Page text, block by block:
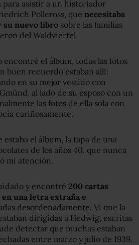
para asistir a un historiador
Polleross, que necesitaba
su nuevo libro sobre las familias
del Waldviertel.
encontré el álbum, todas las fotos
buen recuerdo estaban allí:
en su mejor vestido con
al lado de su esposo con un
las fotos de ella sola con
cariñosamente.
estaba el álbum, la tapa de una
de los años 40, que nunca
mi atención.
y encontré 200 cartas
una letra extraña e
desordenadamente. Vi que la
dirigidas a Hedwig, escritas
detectar que muchas estaban
entre marzo y julio de 1939.